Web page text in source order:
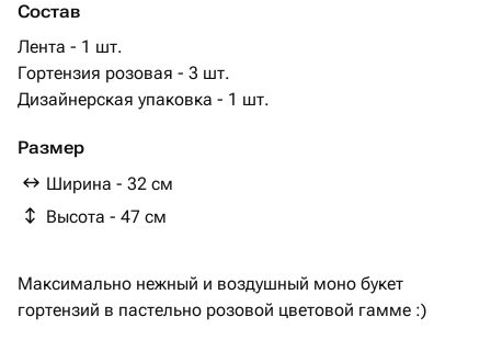
Состав
Лента - 1 шт.
Гортензия розовая - 3 шт.
Дизайнерская упаковка - 1 шт.
Размер
Ширина - 32 см
Высота - 47 см
Максимально нежный и воздушный моно букет
гортензий в пастельно розовой цветовой гамме :)